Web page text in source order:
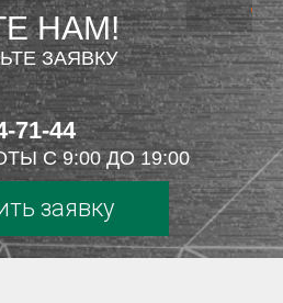
НАМ!
ЗАЯВКУ
71-44
С 9:00 ДО 19:00
заявку